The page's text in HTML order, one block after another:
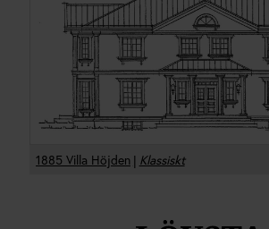
1885 Villa Höjden | Klassiskt